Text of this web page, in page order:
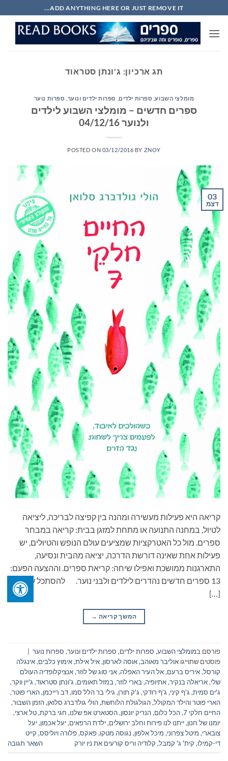
to
content
ADD ANYTHING HERE OR JUST REMOVE IT...
תג ארכיון: ג'ונתן סטראוד
מומלצי השבוע, ספרות ילדים ספרות ילדים ונוער ספרות נוער
ספרים חדשים – מומלצי השבוע לילדים
ולנוער 04/12/16
POSTED ON 03/12/2016 BY ZNOY
03
דצמ
קריאה היא פעילות מעשירה ומהנה בין קפיצה לבריכה, ליציאה
לטיול, במחנה התנועה או מתחת למזגן בבית: קריאה במבחר
ספרים. מול כל האטרקציות שמציעים עולם הנופש והטיולים, יש
פעילות אחת שאינה דורשת הדרכה, יציאה מהבית ונסיעה,
התארגנות ממושכת ואפילו שיחה: קריאת ספרים. וההצעה הפעם:
13 ספרים חדשים נהדרים לילדים ולבני נוער. להסתכל על חייך
[…]
המשך קריאה →
פורסם במומלצי השבוע, ספרות ילדים, ספרות ילדים ונוער, ספרות נוער
פוסטים שתוייגו אוליבר מאוהב,אוסה לארסון,איל אילת,אימוץ כלבים,אינגלה
קורסל,איריס ברעם,אל העיר האפלה,אני סוג של לוזר,אנציקלופדיה העולם
שלי,אריאלה בנקיר,אתיופיה,בארי לוזר,במזל תאומים, ג'ונתן סטראוד, ג'יין ווקר,
ג'ים סמית, ג'ף קיני, ג'ף רודקי, ג'ק תורן, גילי בר הלל סמו,דב רייכמן,הארי פוטר,
הארי פוטר והילד המקולל,הגולגולת הלוחשת,הולי גולדברג סלואן,הזמן השבור,
החיים חלקי 7
,הכל כלום,הנריק יונסון,הסטארט אפ שלנו, חגי ברקת,טל ארצי,
יומנו של חנון,ייתנו לנו פירות וחלב ירושלים,ילדת הרפאים,יעל אכמון,יעל
צובארי, מיטל צפרוני, מיכל אלפון, נגוסה מטקו,פאקס,פלורה ויוליסס, קייט
די-קמילו, קית' ג' קמבל, קלודיה וריס קורעים את ניו יורק השאר תגובה